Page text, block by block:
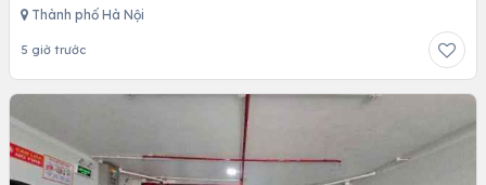
Thành phố Hà Nội
5 giờ trước